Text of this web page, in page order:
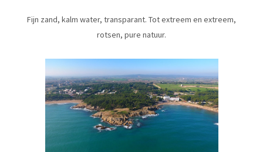
Fijn zand, kalm water, transparant. Tot extreem en extreem,
rotsen, pure natuur.